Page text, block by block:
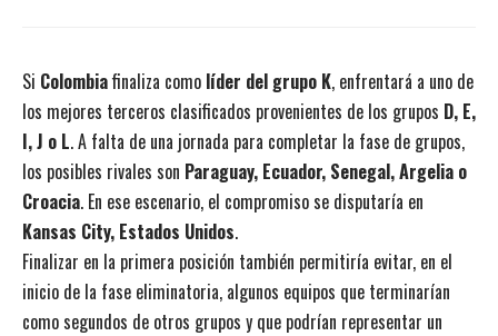
Si Colombiafinaliza como líder del grupo K, enfrentará a uno de
los mejores terceros clasificados provenientes de los grupos D, E,
I, J o L. A falta de una jornada para completar la fase de grupos,
los posibles rivales son Paraguay, Ecuador, Senegal, Argelia o
Croacia. En ese escenario, el compromiso se disputaría en
Kansas City, Estados Unidos.
Finalizar en la primera posición también permitiría evitar, en el
inicio de la fase eliminatoria, algunos equipos que terminarían
como segundos de otros grupos y que podrían representar un